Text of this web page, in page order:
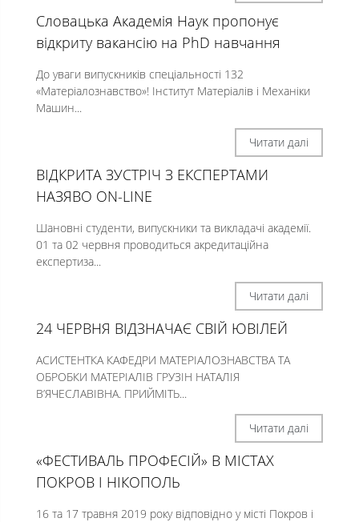
Словацька Академія Наук пропонує
відкриту вакансію на PhD навчання
До уваги випускників спеціальності 132
«Матеріалознавство»! Інститут Матеріалів і Механіки
Машин...
Читати далі
ВІДКРИТА ЗУСТРІЧ З ЕКСПЕРТАМИ
НАЗЯВО ON-LINE
Шановні студенти, випускники та викладачі академії.
01 та 02 червня проводиться акредитаційна
експертиза...
Читати далі
24 ЧЕРВНЯ ВІДЗНАЧАЄ СВІЙ ЮВІЛЕЙ
АСИСТЕНТКА КАФЕДРИ МАТЕРІАЛОЗНАВСТВА ТА
ОБРОБКИ МАТЕРІАЛІВ ГРУЗІН НАТАЛІЯ
В’ЯЧЕСЛАВІВНА. ПРИЙМІТЬ...
Читати далі
«ФЕСТИВАЛЬ ПРОФЕСІЙ» В МІСТАХ
ПОКРОВ І НІКОПОЛЬ
16 та 17 травня 2019 року відповідно у місті Покров і